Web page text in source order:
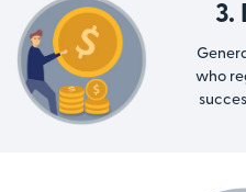
3.
who